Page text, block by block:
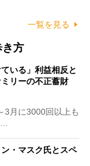
一覧を見る
き方
いる」利益相反と
リーの不正蓄財
3月に3000回以上も
…
・マスク氏とスペ